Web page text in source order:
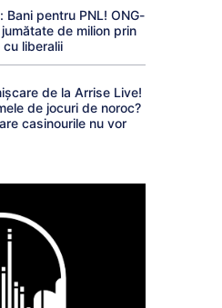
Bani pentru PNL! ONG-
de milion prin
cu liberalii
de la Arrise Live!
de jocuri de noroc?
casinourile nu vor